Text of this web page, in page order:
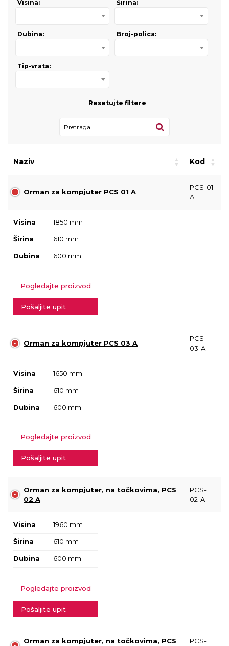
Visina: Širina:
Dubina: Broj-polica:
Tip-vrata:
Resetujte filtere
Naziv Kod
Orman za kompjuter PCS 01 A
PCS-01-
A
Visina 1850 mm
Širina 610 mm
Dubina 600 mm
Pogledajte proizvod
Pošaljite upit
Orman za kompjuter PCS 03 A
PCS-
03-A
Visina 1650 mm
Širina 610 mm
Dubina 600 mm
Pogledajte proizvod
Pošaljite upit
Orman za kompjuter, na točkovima, PCS
02 A
PCS-
02-A
Visina 1960 mm
Širina 610 mm
Dubina 600 mm
Pogledajte proizvod
Pošaljite upit
Orman za kompjuter, na točkovima, PCS
PCS-